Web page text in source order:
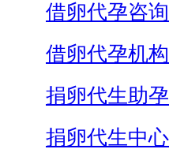
借卵代孕咨询
借卵代孕机构
捐卵代生助孕
捐卵代生中心